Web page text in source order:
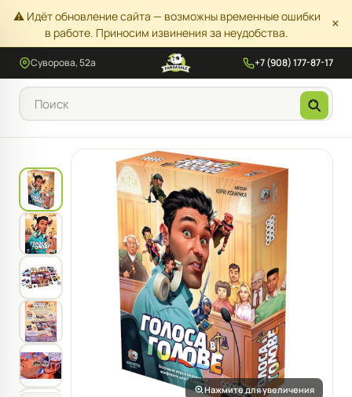
⚠️ Идёт обновление сайта — возможны временные ошибки
в работе. Приносим извинения за неудобства.
×
Суворова, 52а +7 (908) 177-87-17
Нажмите для увеличения